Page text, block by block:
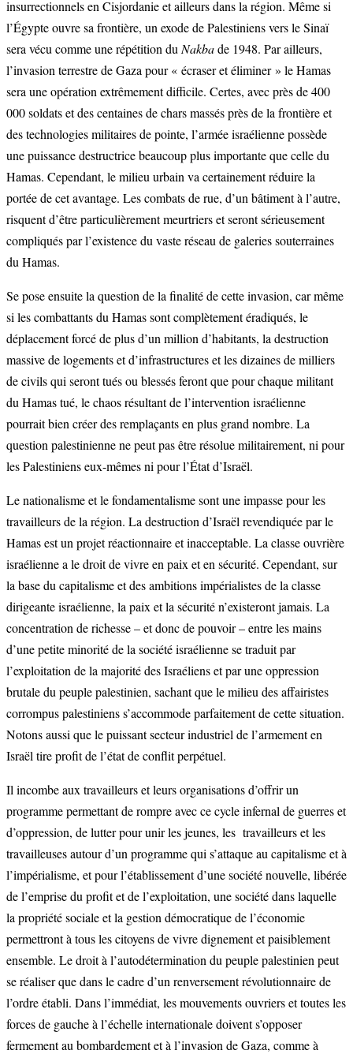
insurrectionnels en Cisjordanie et ailleurs dans la région. Même si
l’Égypte ouvre sa frontière, un exode de Palestiniens vers le Sinaï
sera vécu comme une répétition du Nakbade 1948. Par ailleurs,
l’invasion terrestre de Gaza pour « écraser et éliminer » le Hamas
sera une opération extrêmement difficile. Certes, avec près de 400
000 soldats et des centaines de chars massés près de la frontière et
des technologies militaires de pointe, l’armée israélienne possède
une puissance destructrice beaucoup plus importante que celle du
Hamas. Cependant, le milieu urbain va certainement réduire la
portée de cet avantage. Les combats de rue, d’un bâtiment à l’autre,
risquent d’être particulièrement meurtriers et seront sérieusement
compliqués par l’existence du vaste réseau de galeries souterraines
du Hamas.
Se pose ensuite la question de la finalité de cette invasion, car même
si les combattants du Hamas sont complètement éradiqués, le
déplacement forcé de plus d’un million d’habitants, la destruction
massive de logements et d’infrastructures et les dizaines de milliers
de civils qui seront tués ou blessés feront que pour chaque militant
du Hamas tué, le chaos résultant de l’intervention israélienne
pourrait bien créer des remplaçants en plus grand nombre. La
question palestinienne ne peut pas être résolue militairement, ni pour
les Palestiniens eux-mêmes ni pour l’État d’Israël.
Le nationalisme et le fondamentalisme sont une impasse pour les
travailleurs de la région. La destruction d’Israël revendiquée par le
Hamas est un projet réactionnaire et inacceptable. La classe ouvrière
israélienne a le droit de vivre en paix et en sécurité. Cependant, sur
la base du capitalisme et des ambitions impérialistes de la classe
dirigeante israélienne, la paix et la sécurité n’existeront jamais. La
concentration de richesse – et donc de pouvoir – entre les mains
d’une petite minorité de la société israélienne se traduit par
l’exploitation de la majorité des Israéliens et par une oppression
brutale du peuple palestinien, sachant que le milieu des affairistes
corrompus palestiniens s’accommode parfaitement de cette situation.
Notons aussi que le puissant secteur industriel de l’armement en
Israël tire profit de l’état de conflit perpétuel.
Il incombe aux travailleurs et leurs organisations d’offrir un
programme permettant de rompre avec ce cycle infernal de guerres et
d’oppression, de lutter pour unir les jeunes, les travailleurs et les
travailleuses autour d’un programme qui s’attaque au capitalisme et à
l’impérialisme, et pour l’établissement d’une société nouvelle, libérée
de l’emprise du profit et de l’exploitation, une société dans laquelle
la propriété sociale et la gestion démocratique de l’économie
permettront à tous les citoyens de vivre dignement et paisiblement
ensemble. Le droit à l’autodétermination du peuple palestinien peut
se réaliser que dans le cadre d’un renversement révolutionnaire de
l’ordre établi. Dans l’immédiat, les mouvements ouvriers et toutes les
forces de gauche à l’échelle internationale doivent s’opposer
fermement au bombardement et à l’invasion de Gaza, comme à